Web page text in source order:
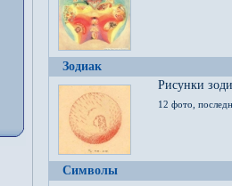
Зодиак
Рисунки
12 фото,
Символы